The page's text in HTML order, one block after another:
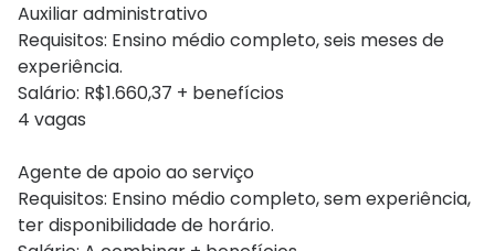
Auxiliar administrativo
Requisitos: Ensino médio completo, seis meses de
experiência.
Salário: R$1.660,37 + benefícios
4 vagas
Agente de apoio ao serviço
Requisitos: Ensino médio completo, sem experiência,
ter disponibilidade de horário.